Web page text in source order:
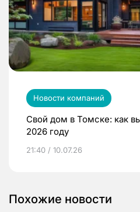
Новости компаний
Свой дом в Томске: как
2026 году
21:40 / 10.07.26
Похожие новости